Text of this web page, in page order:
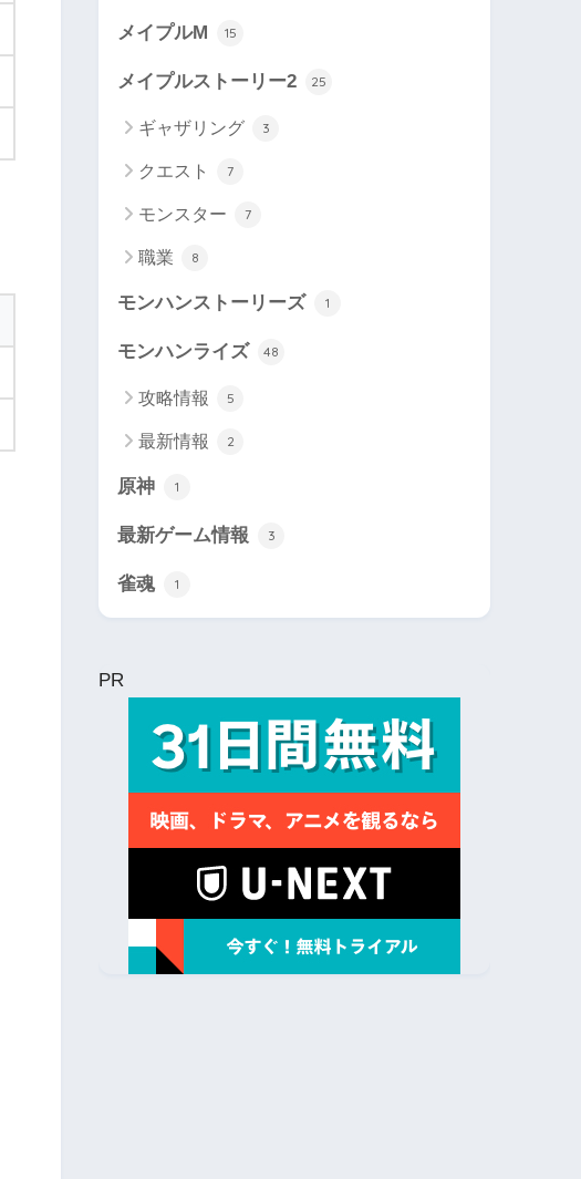
メイプルM 15
メイプルストーリー2 25
ギャザリング 3
クエスト 7
モンスター 7
職業 8
モンハンストーリーズ 1
モンハンライズ 48
攻略情報 5
最新情報 2
原神 1
最新ゲーム情報 3
雀魂 1
PR